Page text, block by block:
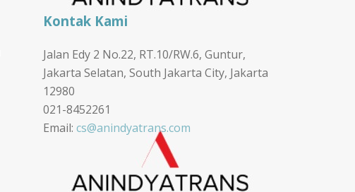
Kontak Kami
Jalan Edy 2 No.22, RT.10/RW.6, Guntur,
Jakarta Selatan, South Jakarta City, Jakarta
12980
021-8452261
Email: cs@anindyatrans.com